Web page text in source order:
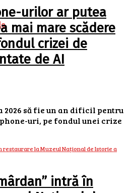
urilor ar putea
mai mare scădere
crizei de
de AI
2026 să fie un an dificil pentru
uri, pe fondul unei crize
intră în